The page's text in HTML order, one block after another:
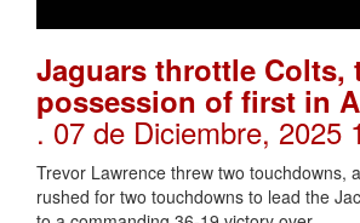
Jaguars throttle Colts,
possession of first in
. 07 de Diciembre, 2025
Trevor Lawrence threw two touchdowns,
rushed for two touchdowns to lead the